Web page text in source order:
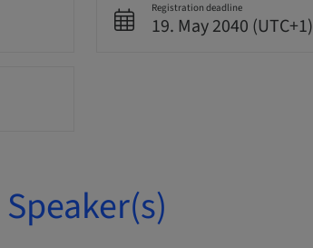
Registration deadline
19. May 2040 (UTC+1)
Speaker(s)